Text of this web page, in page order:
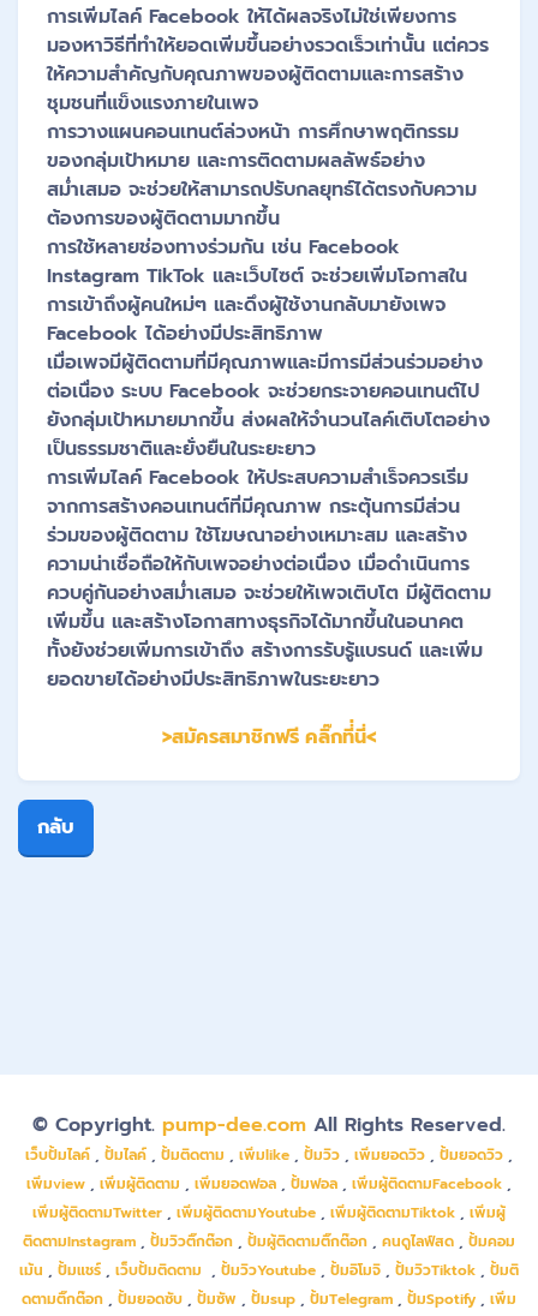
การเพิ่มไลค์ Facebook ให้ได้ผลจริงไม่ใช่เพียงการ
มองหาวิธีที่ทำให้ยอดเพิ่มขึ้นอย่างรวดเร็วเท่านั้น แต่ควร
ให้ความสำคัญกับคุณภาพของผู้ติดตามและการสร้าง
ชุมชนที่แข็งแรงภายในเพจ
การวางแผนคอนเทนต์ล่วงหน้า การศึกษาพฤติกรรม
ของกลุ่มเป้าหมาย และการติดตามผลลัพธ์อย่าง
สม่ำเสมอ จะช่วยให้สามารถปรับกลยุทธ์ได้ตรงกับความ
ต้องการของผู้ติดตามมากขึ้น
การใช้หลายช่องทางร่วมกัน เช่น Facebook
Instagram TikTok และเว็บไซต์ จะช่วยเพิ่มโอกาสใน
การเข้าถึงผู้คนใหม่ๆ และดึงผู้ใช้งานกลับมายังเพจ
Facebook ได้อย่างมีประสิทธิภาพ
เมื่อเพจมีผู้ติดตามที่มีคุณภาพและมีการมีส่วนร่วมอย่าง
ต่อเนื่อง ระบบ Facebook จะช่วยกระจายคอนเทนต์ไป
ยังกลุ่มเป้าหมายมากขึ้น ส่งผลให้จำนวนไลค์เติบโตอย่าง
เป็นธรรมชาติและยั่งยืนในระยะยาว
การเพิ่มไลค์ Facebook ให้ประสบความสำเร็จควรเริ่ม
จากการสร้างคอนเทนต์ที่มีคุณภาพ กระตุ้นการมีส่วน
ร่วมของผู้ติดตาม ใช้โฆษณาอย่างเหมาะสม และสร้าง
ความน่าเชื่อถือให้กับเพจอย่างต่อเนื่อง เมื่อดำเนินการ
ควบคู่กันอย่างสม่ำเสมอ จะช่วยให้เพจเติบโต มีผู้ติดตาม
เพิ่มขึ้น และสร้างโอกาสทางธุรกิจได้มากขึ้นในอนาคต
ทั้งยังช่วยเพิ่มการเข้าถึง สร้างการรับรู้แบรนด์ และเพิ่ม
ยอดขายได้อย่างมีประสิทธิภาพในระยะยาว
>สมัครสมาชิกฟรี คลิ๊กที่่นี่<
กลับ
© Copyright. pump-dee.com All Rights Reserved.
เว็บปั้มไลค์ , ปั้มไลค์ , ปั้มติดตาม , เพิ่มlike , ปั้มวิว , เพิ่มยอดวิว , ปั้มยอดวิว ,
เพิ่มview , เพิ่มผู้ติดตาม , เพิ่มยอดฟอล , ปั้มฟอล , เพิ่มผู้ติดตามFacebook ,
เพิ่มผู้ติดตามTwitter , เพิ่มผู้ติดตามYoutube , เพิ่มผู้ติดตามTiktok , เพิ่มผู้
ติดตามInstagram , ปั้มวิวติ๊กต๊อก , ปั้มผู้ติดตามติ๊กต๊อก , คนดูไลฟ์สด , ปั้มคอม
เม้น , ปั้มแชร์ , เว็บปั้มติดตาม , ปั้มวิวYoutube , ปั้มอิโมจิ , ปั้มวิวTiktok , ปั้มติ
ดตามติ๊กต๊อก , ปั้มยอดซับ , ปั้มซัพ , ปั้มsup , ปั้มTelegram , ปั้มSpotify , เพิ่ม